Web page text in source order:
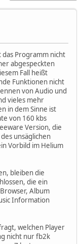
Programm nicht
abgespeckten
Fall heißt
Funktionen nicht
von Audio und
vieles mehr
in dem Sinne ist
von 160 kbs
Version, die
unsäglichen
Vorbild im Helium
bleiben die
die ein
Album
Information
welchen Player
nicht nur fb2k